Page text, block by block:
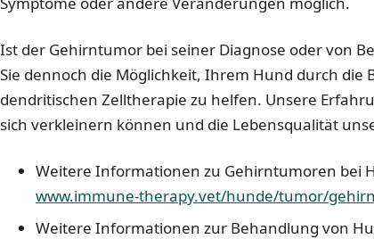
Ist der Gehirntumor bei seiner Diagnose oder von
Sie dennoch die Möglichkeit, Ihrem Hund durch die
dendritischen Zelltherapie zu helfen. Unsere
sich verkleinern können und die Lebensqualität
Weitere Informationen zu Gehirntumoren bei
www.immune-therapy.vet/hunde/tumor/
Weitere Informationen zur Behandlung von